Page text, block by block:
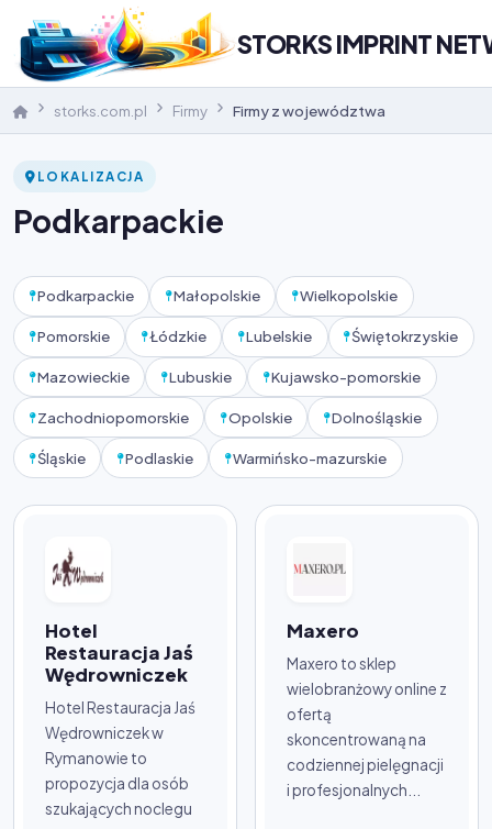
STORKS IMPRINT
storks.com.pl Firmy Firmy z województwa
LOKALIZACJA
Podkarpackie
Podkarpackie Małopolskie Wielkopolskie
Pomorskie Łódzkie Lubelskie Świętokrzyskie
Mazowieckie Lubuskie Kujawsko-pomorskie
Zachodniopomorskie Opolskie Dolnośląskie
Śląskie Podlaskie Warmińsko-mazurskie
Hotel
Restauracja Jaś
Wędrowniczek
Hotel Restauracja Jaś
Wędrowniczek w
Rymanowie to
propozycja dla osób
szukających noclegu
Maxero
Maxero to sklep
wielobranżowy online z
ofertą
skoncentrowaną na
codziennej pielęgnacji
i profesjonalnych...